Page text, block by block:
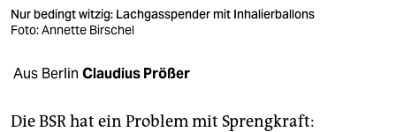
verlag
shop
fragen & hilfe
Nur bedingt witzig: Lachgasspender mit Inhalierballons
Foto: Annette Birschel
Aus Berlin Claudius Prößer
Die BSR hat ein Problem mit Sprengkraft: